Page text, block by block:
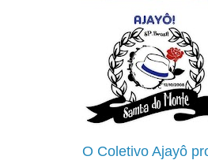
O Coletivo Ajayô